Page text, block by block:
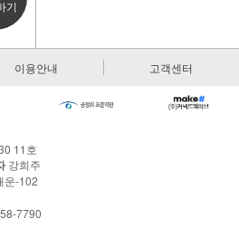
기
이용안내 고객센터
11호
강희주
운-102
7790